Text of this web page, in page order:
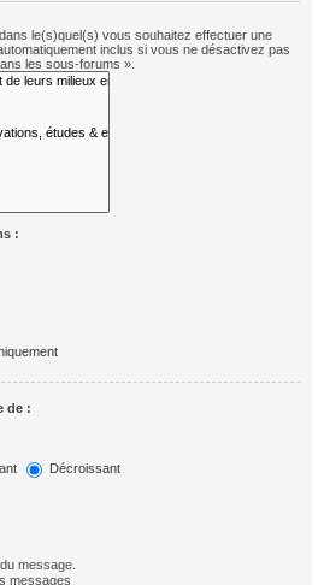
le(s)quel(s) vous souhaitez effectuer une
inclus si vous ne désactivez pas
les sous-forums ».
:
de :
Décroissant
message.
messages